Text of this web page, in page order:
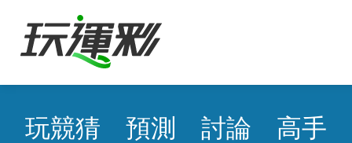
玩競猜 預測 討論 高手